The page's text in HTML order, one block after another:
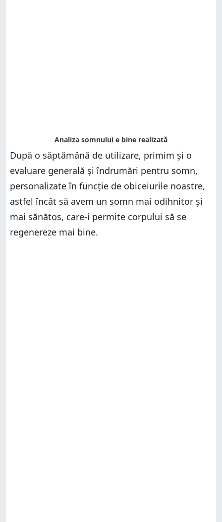
După o săptămână de utilizare, primim și o
evaluare generală și îndrumări pentru somn,
personalizate în funcție de obiceiurile noastre,
astfel încât să avem un somn mai odihnitor și
mai sănătos, care-i permite corpului să se
regenereze mai bine.